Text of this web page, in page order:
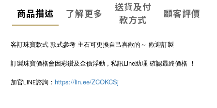
商品描述 了解更多
送貨及付
款方式
顧客評價
客訂珠寶款式 款式參考 主石可更換自己喜歡的～ 歡迎訂製
訂製珠寶價格會因彩鑽及金價浮動 , 私訊Line助理 確認最終價格 ！
加官LINE諮詢： https://lin.ee/ZCOKCSj